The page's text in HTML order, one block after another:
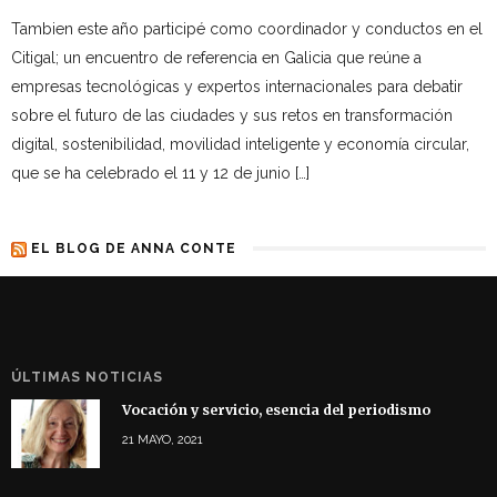
Tambien este año participé como coordinador y conductos en el
Citigal; un encuentro de referencia en Galicia que reúne a
empresas tecnológicas y expertos internacionales para debatir
sobre el futuro de las ciudades y sus retos en transformación
digital, sostenibilidad, movilidad inteligente y economía circular,
que se ha celebrado el 11 y 12 de junio […]
EL BLOG DE ANNA CONTE
ÚLTIMAS NOTICIAS
Vocación y servicio, esencia del periodismo
21 MAYO, 2021